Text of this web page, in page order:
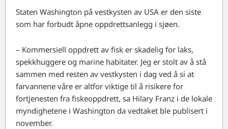
Staten Washington på vestkysten av USA er den siste
som har forbudt åpne oppdrettsanlegg i sjøen.
– Kommersiell oppdrett av fisk er skadelig for laks,
spekkhuggere og marine habitater. Jeg er stolt av å stå
sammen med resten av vestkysten i dag ved å si at
farvannene våre er altfor viktige til å risikere for
fortjenesten fra fiskeoppdrett, sa Hilary Franz i de lokale
myndighetene i Washington da vedtaket ble publisert i
november.